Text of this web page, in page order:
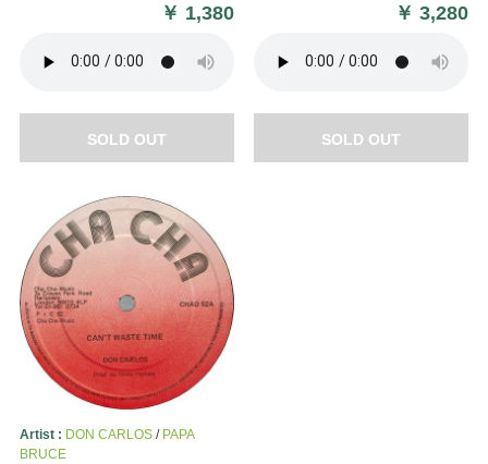
￥ 1,380
SOLD OUT
￥3,280
SOLD OUT
Artist : DON CARLOS/ PAPA
BRUCE